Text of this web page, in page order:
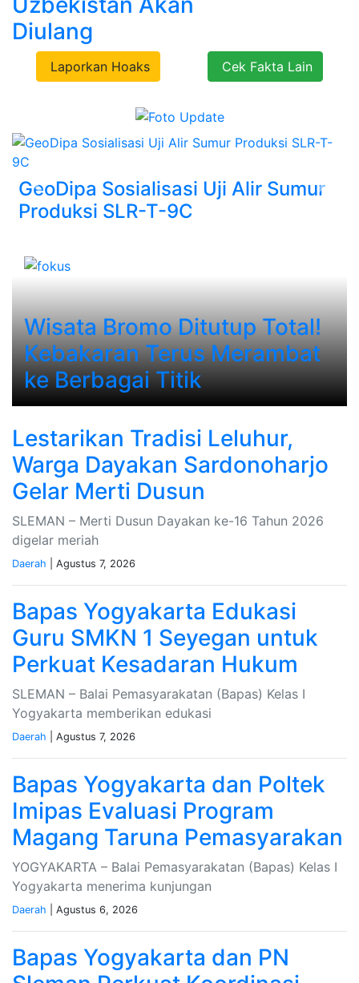
Diulang
Laporkan Hoaks Cek Fakta Lain
GeoDipa Sosialisasi Uji Alir Sumur
Produksi SLR-T-9C
Previous Next
Wisata Bromo Ditutup Total!
Kebakaran Terus Merambat
ke Berbagai Titik
Lestarikan Tradisi Leluhur,
Warga Dayakan Sardonoharjo
Gelar Merti Dusun
SLEMAN – Merti Dusun Dayakan ke-16 Tahun 2026
digelar meriah
Daerah | Agustus 7, 2026
Bapas Yogyakarta Edukasi
Guru SMKN 1 Seyegan untuk
Perkuat Kesadaran Hukum
SLEMAN – Balai Pemasyarakatan (Bapas) Kelas I
Yogyakarta memberikan edukasi
Daerah | Agustus 7, 2026
Bapas Yogyakarta dan Poltek
Imipas Evaluasi Program
Magang Taruna Pemasyarakan
YOGYAKARTA – Balai Pemasyarakatan (Bapas) Kelas I
Yogyakarta menerima kunjungan
Daerah | Agustus 6, 2026
Bapas Yogyakarta dan PN